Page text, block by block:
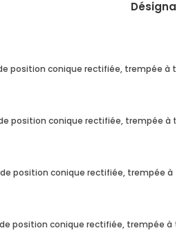
position conique rectifiée, trempée à trou
position conique rectifiée, trempée à trou
position conique rectifiée, trempée à
position conique rectifiée, trempée à